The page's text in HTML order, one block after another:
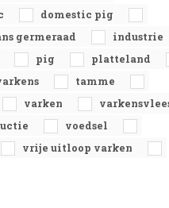
domestic pig
germeraad
industrie
pig
platteland
tamme
varken
voedsel
vrije uitloop varken